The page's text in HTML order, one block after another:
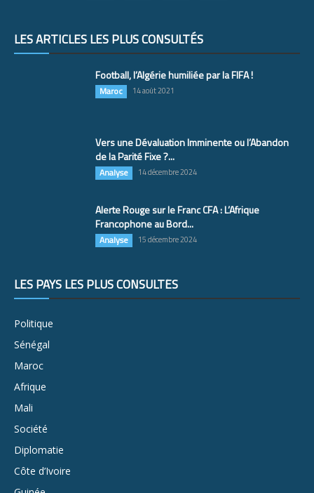
LES ARTICLES LES PLUS CONSULTÉS
Football, l’Algérie humiliée par la FIFA !
Maroc 14 août 2021
Vers une Dévaluation Imminente ou l’Abandon
de la Parité Fixe ?...
Analyse 14 décembre 2024
Alerte Rouge sur le Franc CFA : L’Afrique
Francophone au Bord...
Analyse 15 décembre 2024
LES PAYS LES PLUS CONSULTÉS
Politique
Sénégal
Maroc
Afrique
Mali
Société
Diplomatie
Côte d’Ivoire